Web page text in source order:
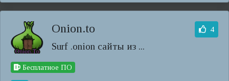
Onion.to
Surf .onion сайты из ...
4
Бесплатное ПО